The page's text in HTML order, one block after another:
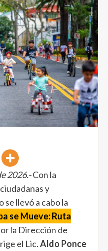
2026.-Con la
y
se llevó a cabo la
se Mueve: Ruta
la Dirección de
el Lic.Aldo Ponce